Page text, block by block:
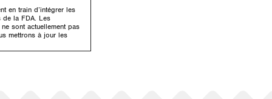
en train d’intégrer les
de la FDA. Les
sont actuellement pas
mettrons à jour les